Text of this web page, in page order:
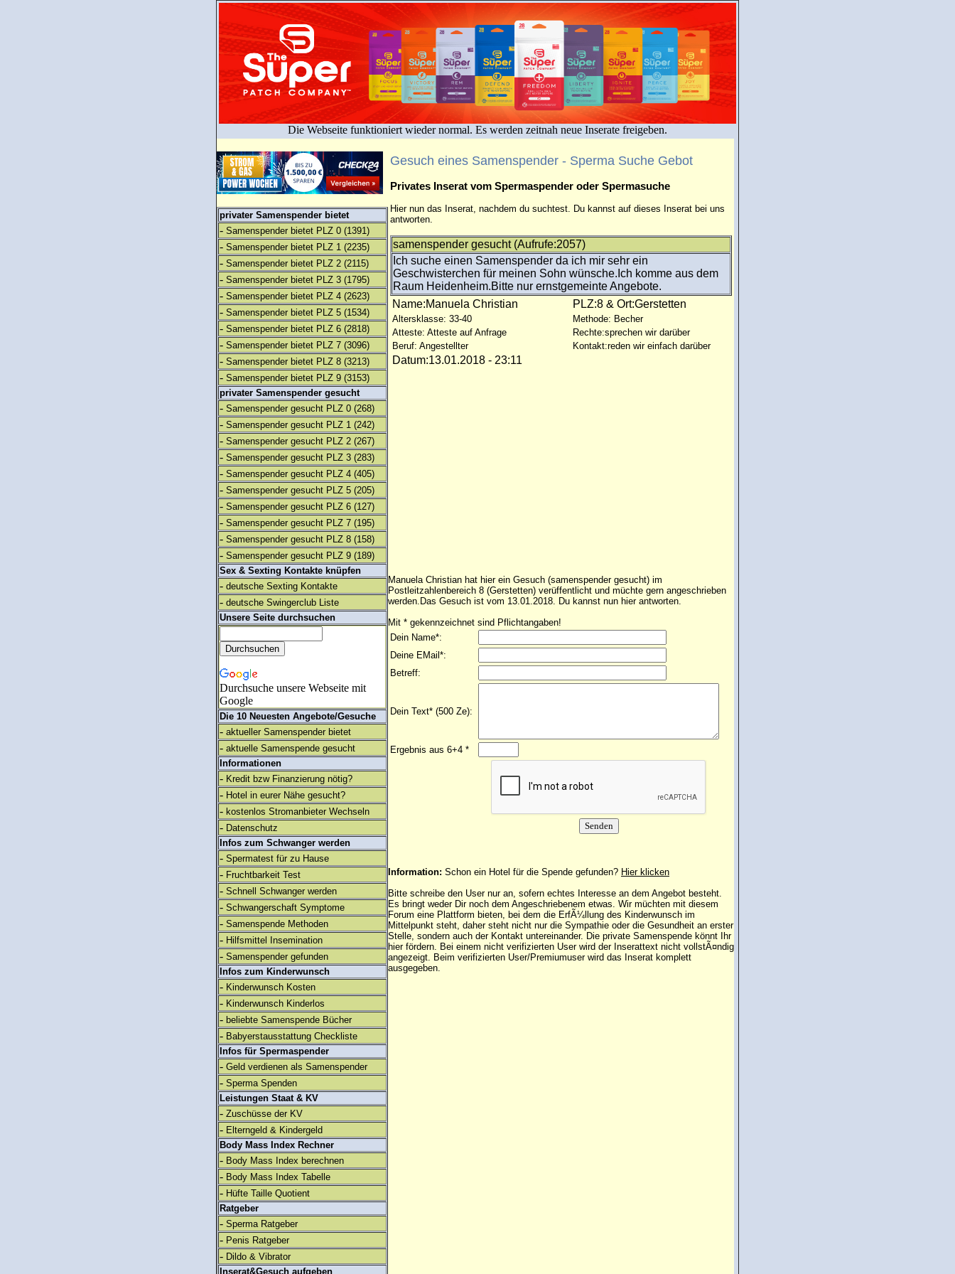
Die Webseite funktioniert wieder normal. Es werden zeitnah neue Inserate freigeben.
privater Samenspender bietet
- Samenspender bietet PLZ 0 (1391)
- Samenspender bietet PLZ 1 (2235)
- Samenspender bietet PLZ 2 (2115)
- Samenspender bietet PLZ 3 (1795)
- Samenspender bietet PLZ 4 (2623)
- Samenspender bietet PLZ 5 (1534)
- Samenspender bietet PLZ 6 (2818)
- Samenspender bietet PLZ 7 (3096)
- Samenspender bietet PLZ 8 (3213)
- Samenspender bietet PLZ 9 (3153)
privater Samenspender gesucht
- Samenspender gesucht PLZ 0 (268)
- Samenspender gesucht PLZ 1 (242)
- Samenspender gesucht PLZ 2 (267)
- Samenspender gesucht PLZ 3 (283)
- Samenspender gesucht PLZ 4 (405)
- Samenspender gesucht PLZ 5 (205)
- Samenspender gesucht PLZ 6 (127)
- Samenspender gesucht PLZ 7 (195)
- Samenspender gesucht PLZ 8 (158)
- Samenspender gesucht PLZ 9 (189)
Sex & Sexting Kontakte knüpfen
- deutsche Sexting Kontakte
- deutsche Swingerclub Liste
Unsere Seite durchsuchen
Durchsuche unsere Webseite mit
Google
Die 10 Neuesten Angebote/Gesuche
- aktueller Samenspender bietet
- aktuelle Samenspende gesucht
Informationen
- Kredit bzw Finanzierung nötig?
- Hotel in eurer Nähe gesucht?
- kostenlos Stromanbieter Wechseln
- Datenschutz
Infos zum Schwanger werden
- Spermatest für zu Hause
- Fruchtbarkeit Test
- Schnell Schwanger werden
- Schwangerschaft Symptome
- Samenspende Methoden
- Hilfsmittel Insemination
- Samenspender gefunden
Infos zum Kinderwunsch
- Kinderwunsch Kosten
- Kinderwunsch Kinderlos
- beliebte Samenspende Bücher
- Babyerstausstattung Checkliste
Infos für Spermaspender
- Geld verdienen als Samenspender
- Sperma Spenden
Leistungen Staat & KV
- Zuschüsse der KV
- Elterngeld & Kindergeld
Body Mass Index Rechner
- Body Mass Index berechnen
- Body Mass Index Tabelle
- Hüfte Taille Quotient
Ratgeber
- Sperma Ratgeber
- Penis Ratgeber
- Dildo & Vibrator
Inserat&Gesuch aufgeben
Gesuch eines Samenspender - Sperma Suche Gebot
Privates Inserat vom Spermaspender oder Spermasuche
Hier nun das Inserat, nachdem du suchtest. Du kannst auf dieses Inserat bei uns
antworten.
samenspender gesucht (Aufrufe:2057)
Ich suche einen Samenspender da ich mir sehr ein
Geschwisterchen für meinen Sohn wünsche.Ich komme aus dem
Raum Heidenheim.Bitte nur ernstgemeinte Angebote.
Name:Manuela Christian
PLZ:8 & Ort:Gerstetten
Altersklasse: 33-40
Methode: Becher
Atteste: Atteste auf Anfrage
Rechte:sprechen wir darüber
Beruf: Angestellter
Kontakt:reden wir einfach darüber
Datum:13.01.2018 - 23:11
Manuela Christian hat hier ein Gesuch (samenspender gesucht) im
Postleitzahlenbereich 8 (Gerstetten) verüffentlicht und müchte gern angeschrieben
werden.Das Gesuch ist vom 13.01.2018. Du kannst nun hier antworten.
Mit * gekennzeichnet sind Pflichtangaben!
Dein Name*:
Deine EMail*:
Betreff:
Dein Text* (500 Ze):
Ergebnis aus 6+4 *
Information: Schon ein Hotel für die Spende gefunden? Hier klicken
Bitte schreibe den User nur an, sofern echtes Interesse an dem Angebot besteht.
Es bringt weder Dir noch dem Angeschriebenem etwas. Wir müchten mit diesem
Forum eine Plattform bieten, bei dem die ErfÃ¼llung des Kinderwunsch im
Mittelpunkt steht, daher steht nicht nur die Sympathie oder die Gesundheit an erster
Stelle, sondern auch der Kontakt untereinander. Die private Samenspende könnt Ihr
hier fördern. Bei einem nicht verifizierten User wird der Inserattext nicht vollstÃ¤ndig
angezeigt. Beim verifizierten User/Premiumuserwird das Inserat komplett
ausgegeben.